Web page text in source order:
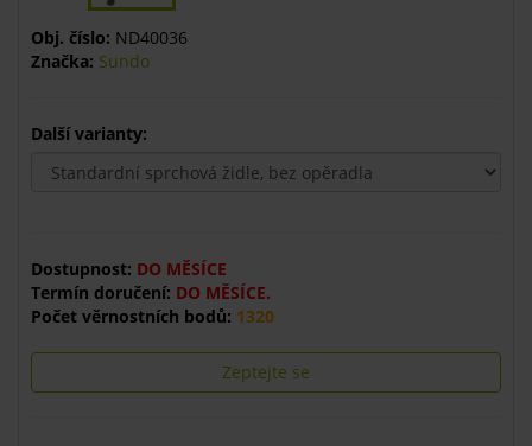
Obj. číslo: ND40036
Značka: Sundo
Další varianty:
Dostupnost: DO MĚSÍCE
Termín doručení: DO MĚSÍCE.
Počet věrnostních bodů: 1320
Zeptejte se